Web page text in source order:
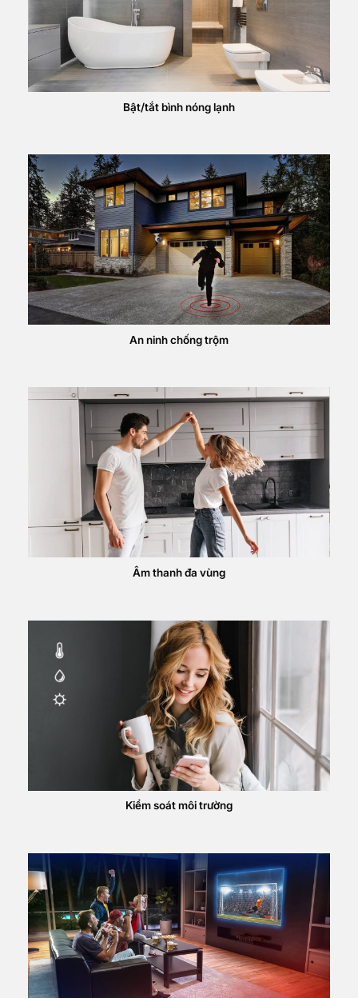
Bật/tắt bình nóng lạnh
An ninh chống trộm
Âm thanh đa vùng
Kiểm soát môi trường